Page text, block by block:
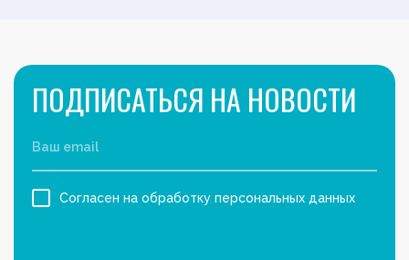
ПОДПИСАТЬСЯ НА НОВОСТИ
Согласен на обработку персональных данных